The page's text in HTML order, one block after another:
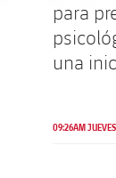
para
una
09:26AM